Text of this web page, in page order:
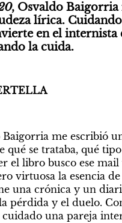
, Osvaldo
lírica.
en el
la cuida.
me escribió
qué se trataba, qué
el libro busco ese
virtuosa la esencia de
una crónica y un
pérdida y el duelo.
una pareja